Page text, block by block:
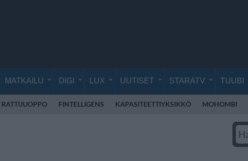
MATKAILU DIGI LUX UUTISET STARATV TUUBI
RATTIJUOPPO FINTELLIGENS KAPASITEETTIYKSIKKÖ MOHOMBI